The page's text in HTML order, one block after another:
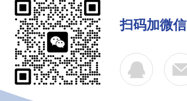
扫码加微信